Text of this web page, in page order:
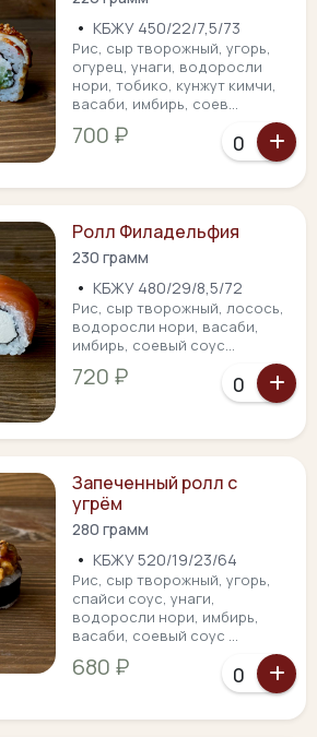
• КБЖУ 450/22/7,5/73
Рис, сыр творожный, угорь,
огурец, унаги, водоросли
нори, тобико, кунжут кимчи,
васаби, имбирь, соев...
700 ₽
Ролл Филадельфия
230 грамм
• КБЖУ 480/29/8,5/72
Рис, сыр творожный, лосось,
водоросли нори, васаби,
имбирь, соевый соус...
720 ₽
Запеченный ролл с
угрём
280 грамм
• КБЖУ 520/19/23/64
Рис, сыр творожный, угорь,
спайси соус, унаги,
водоросли нори, имбирь,
васаби, соевый соус ...
680 ₽